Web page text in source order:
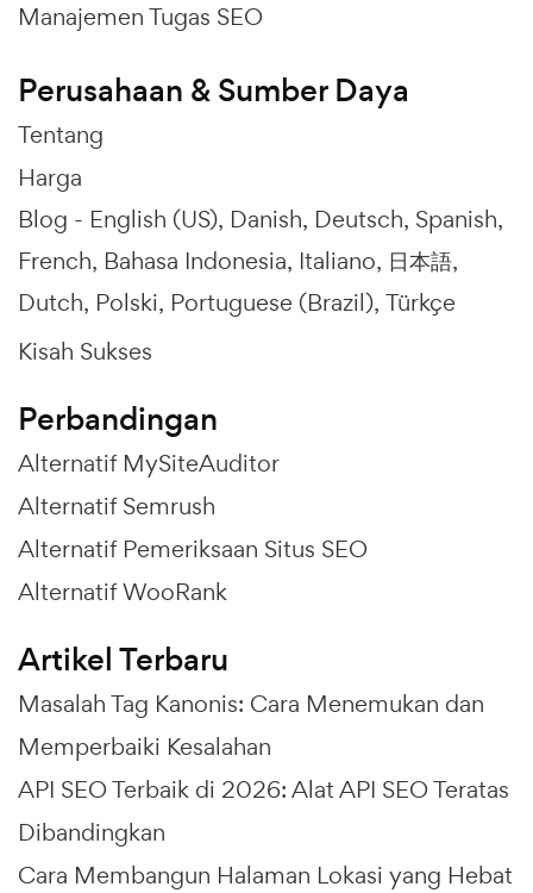
Manajemen Tugas SEO
Perusahaan & Sumber Daya
Tentang
Harga
Blog - English (US) Danish Deutsch Spanish
French Bahasa Indonesia Italiano 日本語
Dutch Polski Portuguese (Brazil) Türkçe
Kisah Sukses
Perbandingan
Alternatif MySiteAuditor
Alternatif Semrush
Alternatif Pemeriksaan Situs SEO
Alternatif WooRank
Artikel Terbaru
Masalah Tag Kanonis: Cara Menemukan dan
Memperbaiki Kesalahan
API SEO Terbaik di 2026: Alat API SEO Teratas
Dibandingkan
Cara Membangun Halaman Lokasi yang Hebat